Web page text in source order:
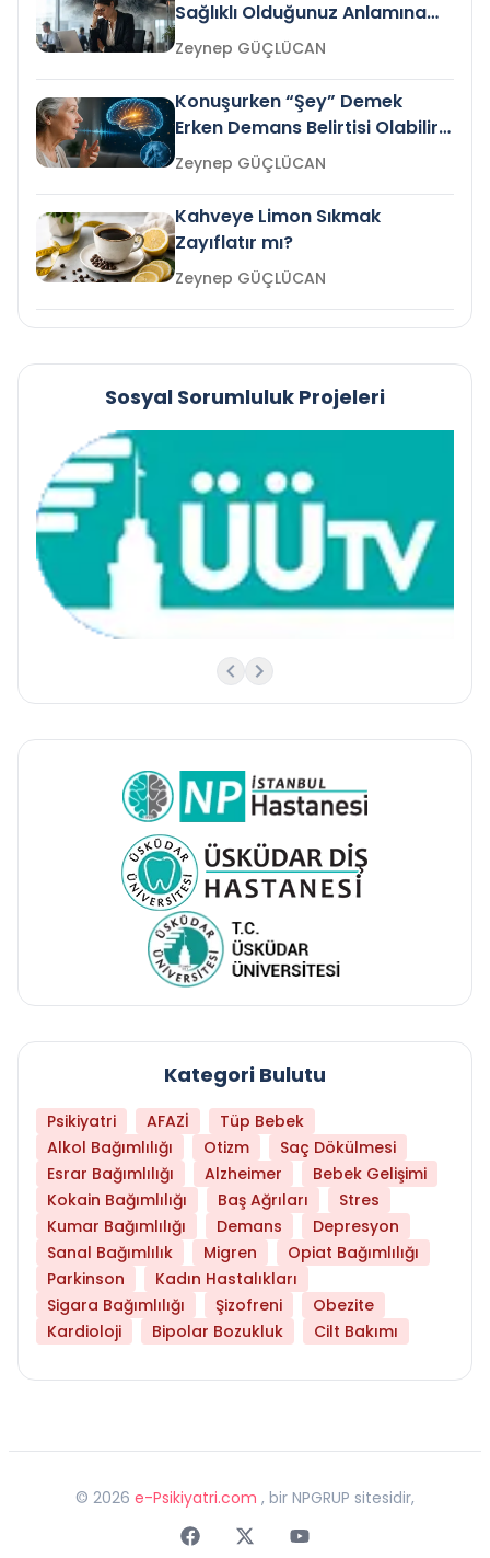
Sağlıklı Olduğunuz Anlamına
Gelir mi?Zeynep GÜÇLÜCAN
Konuşurken “Şey” Demek
Erken Demans Belirtisi Olabilir
mi?
Zeynep GÜÇLÜCAN
Kahveye Limon Sıkmak
Zayıflatır mı?
Zeynep GÜÇLÜCAN
Sosyal Sorumluluk Projeleri
Kategori Bulutu
Psikiyatri AFAZİ
Tüp Bebek
Alkol Bağımlılığı
Otizm
Saç Dökülmesi
Esrar Bağımlılığı
Alzheimer
Bebek Gelişimi
Kokain Bağımlılığı
Baş Ağrıları
Stres
Kumar Bağımlılığı
Demans
Depresyon
Sanal Bağımlılık
Migren
Opiat Bağımlılığı
Parkinson
Kadın Hastalıkları
Sigara Bağımlılığı
Şizofreni
Obezite
Kardioloji
Bipolar Bozukluk Cilt Bakımı
© 2026 e-Psikiyatri.com , bir NPGRUP sitesidir,